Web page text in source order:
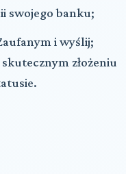
swojego banku;
i wyślij;
złożeniu